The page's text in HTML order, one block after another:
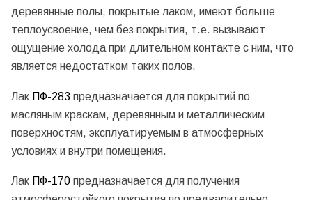
деревянные полы, покрытые лаком, имеют больше
теплоусвоение, чем без покрытия, т.е. вызывают
ощущение холода при длительном контакте с ним, что
является недостатком таких полов.
Лак ПФ-283 предназначается для покрытий по
масляным краскам, деревянным и металлическим
поверхностям, эксплуатируемым в атмосферных
условиях и внутри помещения.
Лак ПФ-170 предназначается для получения